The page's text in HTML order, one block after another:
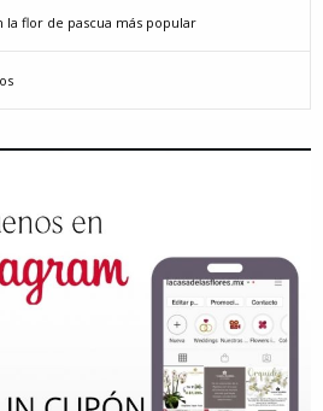
flor de pascua más popular